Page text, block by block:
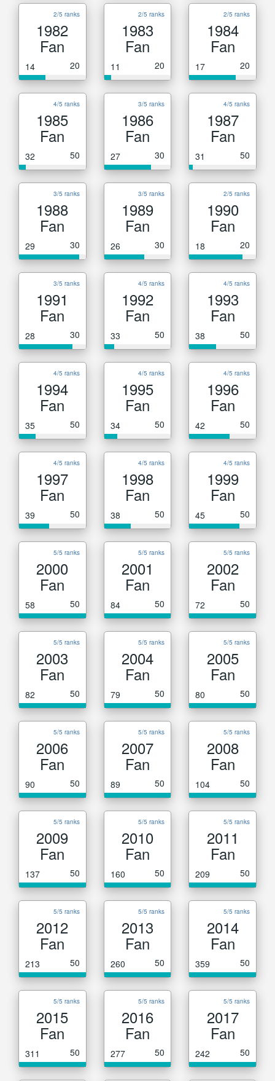
2/5 ranks
1982
Fan
14 20
2/5 ranks
1983
Fan
11 20
2/5 ranks
1984
Fan
17 20
4/5 ranks
1985
Fan
32 50
3/5 ranks
1986
Fan
27 30
4/5 ranks
1987
Fan
31 50
3/5 ranks
1988
Fan
29 30
3/5 ranks
1989
Fan
26 30
2/5 ranks
1990
Fan
18 20
3/5 ranks
1991
Fan
28 30
4/5 ranks
1992
Fan
33 50
4/5 ranks
1993
Fan
38 50
4/5 ranks
1994
Fan
35 50
4/5 ranks
1995
Fan
34 50
4/5 ranks
1996
Fan
42 50
4/5 ranks
1997
Fan
39 50
4/5 ranks
1998
Fan
38 50
4/5 ranks
1999
Fan
45 50
5/5 ranks
2000
Fan
58 50
5/5 ranks
2001
Fan
84 50
5/5 ranks
2002
Fan
72 50
5/5 ranks
2003
Fan
82 50
5/5 ranks
2004
Fan
79 50
5/5 ranks
2005
Fan
80 50
5/5 ranks
2006
Fan
90 50
5/5 ranks
2007
Fan
89 50
5/5 ranks
2008
Fan
104 50
5/5 ranks
2009
Fan
137 50
5/5 ranks
2010
Fan
160 50
5/5 ranks
2011
Fan
209 50
5/5 ranks
2012
Fan
213 50
5/5 ranks
2013
Fan
260 50
5/5 ranks
2014
Fan
359 50
5/5 ranks
2015
Fan
311 50
5/5 ranks
2016
Fan
277 50
5/5 ranks
2017
Fan
242 50